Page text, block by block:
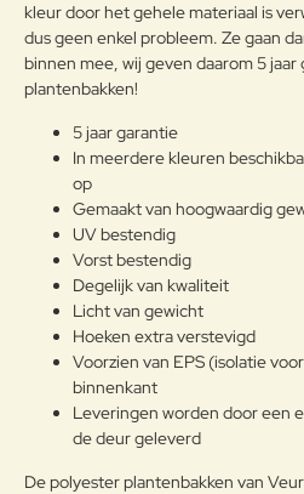
Note:HTML-code
Waardering:
g:
Slecht
Verder
kleur door het gehele materiaal is
dus geen enkel probleem. Ze gaan
binnen mee, wij geven daarom 5
plantenbakken!
5 jaar garantie
In meerdere kleuren
op
Gemaakt van hoogwaardig
UV bestendig
Vorst bestendig
Degelijk van kwaliteit
Licht van gewicht
Hoeken extra verstevigd
Voorzien van EPS (isolatie
binnenkant
Leveringen worden door een
de deur geleverd
De polyester plantenbakken van